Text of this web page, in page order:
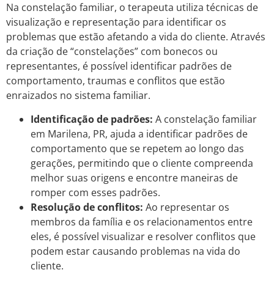
Na constelação familiar, o terapeuta utiliza técnicas de
visualização e representação para identificar os
problemas que estão afetando a vida do cliente. Através
da criação de “constelações” com bonecos ou
representantes, é possível identificar padrões de
comportamento, traumas e conflitos que estão
enraizados no sistema familiar.
Identificação de padrões: A constelação familiar
em Marilena, PR, ajuda a identificar padrões de
comportamento que se repetem ao longo das
gerações, permitindo que o cliente compreenda
melhor suas origens e encontre maneiras de
romper com esses padrões.
Resolução de conflitos: Ao representar os
membros da família e os relacionamentos entre
eles, é possível visualizar e resolver conflitos que
podem estar causando problemas na vida do
cliente.